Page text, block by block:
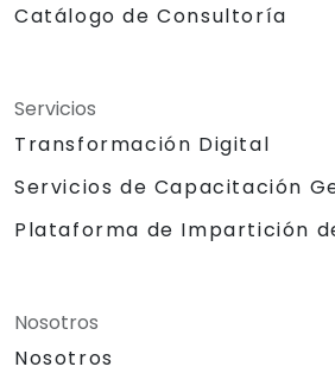
Catálogo de Consultoría
Servicios
Transformación Digital
Servicios de Capacitación
Plataforma de Impartición
Nosotros
Nosotros